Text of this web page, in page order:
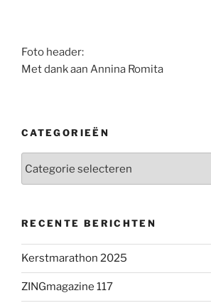
Foto header:
Met dank aan Annina Romita
CATEGORIEËN
RECENTE BERICHTEN
Kerstmarathon 2025
ZINGmagazine 117